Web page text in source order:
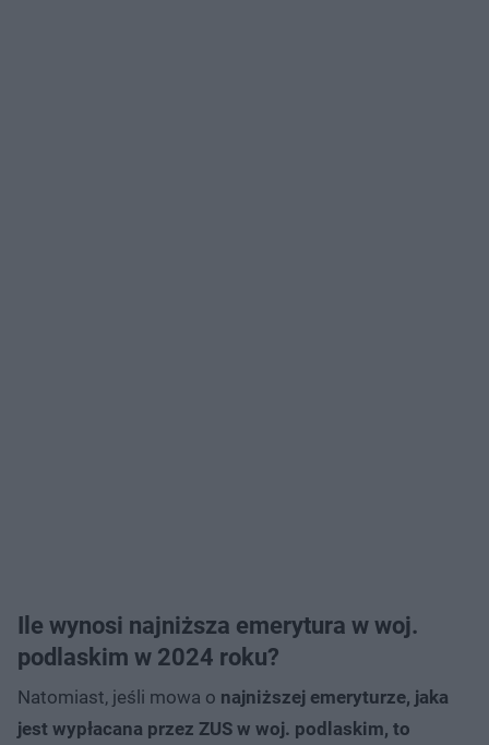
Ile wynosi najniższa emerytura w woj.
podlaskim w 2024 roku?
Natomiast, jeśli mowa o najniższej emeryturze, jaka
jest wypłacana przez ZUS w woj. podlaskim, to